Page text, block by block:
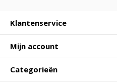
Klantenservice
Mijn account
Categorieën